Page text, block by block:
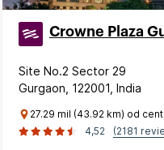
Crowne Plaza
Site No.2 Sector 29
Gurgaon, 122001, India
27.29 mil (43.92 km) od
4,52
(2181